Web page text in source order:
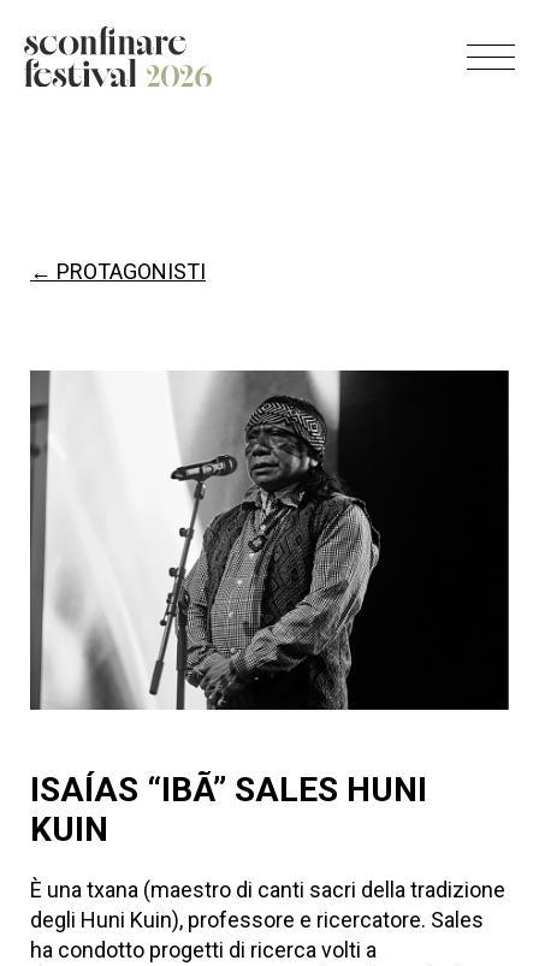
← PROTAGONISTI
ISAÍAS “IBÃ” SALES HUNI
KUIN
È una txana (maestro di canti sacri della tradizione
degli Huni Kuin), professore e ricercatore. Sales
ha condotto progetti di ricerca volti a